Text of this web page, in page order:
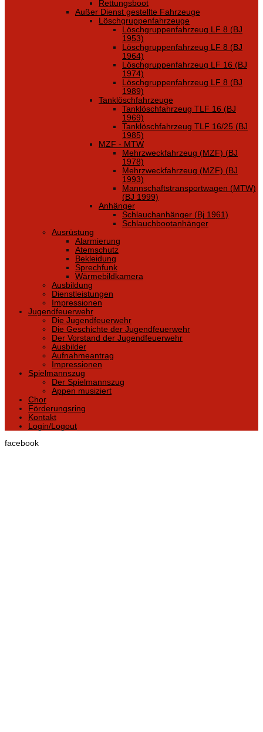
Rettungsboot
Außer Dienst gestellte Fahrzeuge
Löschgruppenfahrzeuge
Löschgruppenfahrzeug LF 8 (BJ
1953)
Löschgruppenfahrzeug LF 8 (BJ
1964)
Löschgruppenfahrzeug LF 16 (BJ
1974)
Löschgruppenfahrzeug LF 8 (BJ
1989)
Tanklöschfahrzeuge
Tanklöschfahrzeug TLF 16 (BJ
1969)
Tanklöschfahrzeug TLF 16/25 (BJ
1985)
MZF - MTW
Mehrzweckfahrzeug (MZF) (BJ
1978)
Mehrzweckfahrzeug (MZF) (BJ
1993)
Mannschaftstransportwagen (MTW)
(BJ 1999)
Anhänger
Schlauchanhänger (Bj 1961)
Schlauchbootanhänger
Ausrüstung
Alarmierung
Atemschutz
Bekleidung
Sprechfunk
Wärmebildkamera
Ausbildung
Dienstleistungen
Impressionen
Jugendfeuerwehr
Die Jugendfeuerwehr
Die Geschichte der Jugendfeuerwehr
Der Vorstand der Jugendfeuerwehr
Ausbilder
Aufnahmeantrag
Impressionen
Spielmannszug
Der Spielmannszug
Appen musiziert
Chor
Förderungsring
Kontakt
Login/Logout
facebook